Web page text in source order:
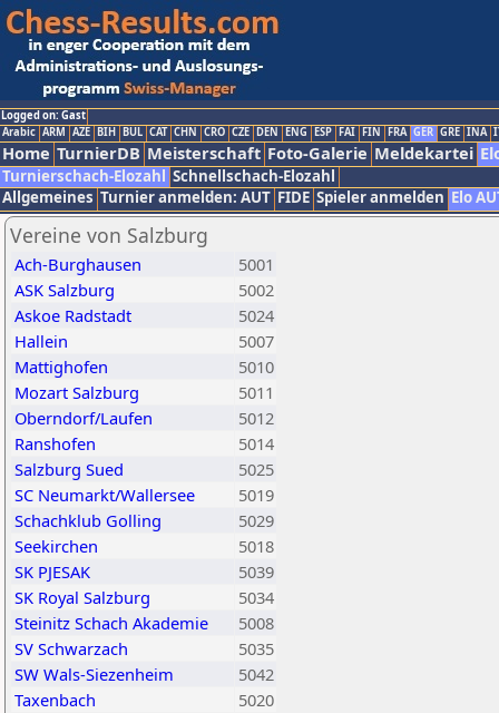
Logged on: Gast
Arabic ARM AZE BIH BUL CAT CHN CRO CZE DEN ENG ESP FAI FIN FRA GER GRE INA
Home TurnierDB Meisterschaft Foto-Galerie Meldekartei
Turnierschach-Elozahl Schnellschach-Elozahl
Allgemeines Turnier anmelden: AUT FIDE Spieler anmelden Elo
Vereine von Salzburg
Ach-Burghausen
5001
ASK Salzburg
5002
Askoe Radstadt
5024
Hallein
5007
Mattighofen
5010
Mozart Salzburg
5011
Oberndorf/Laufen
5012
Ranshofen
5014
Salzburg Sued
5025
SC Neumarkt/Wallersee
5019
Schachklub Golling
5029
Seekirchen
5018
SK PJESAK
5039
SK Royal Salzburg
5034
Steinitz Schach Akademie
5008
SV Schwarzach
5035
SW Wals-Siezenheim
5042
Taxenbach
5020